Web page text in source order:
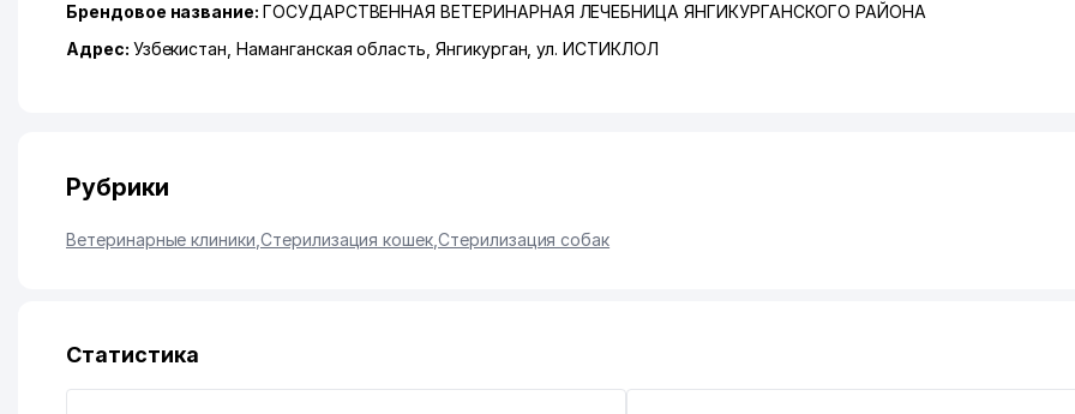
Брендовое название: ГОСУДАРСТВЕННАЯ ВЕТЕРИНАРНАЯ ЛЕЧЕБНИЦА ЯНГИКУРГАНСКОГО РАЙОНА
Адрес: Узбекистан,Наманганская область Янгикурган ,ул. ИСТИКЛОЛ
Рубрики
Ветеринарные клиники Стерилизация кошек ,Стерилизация собак
Статистика